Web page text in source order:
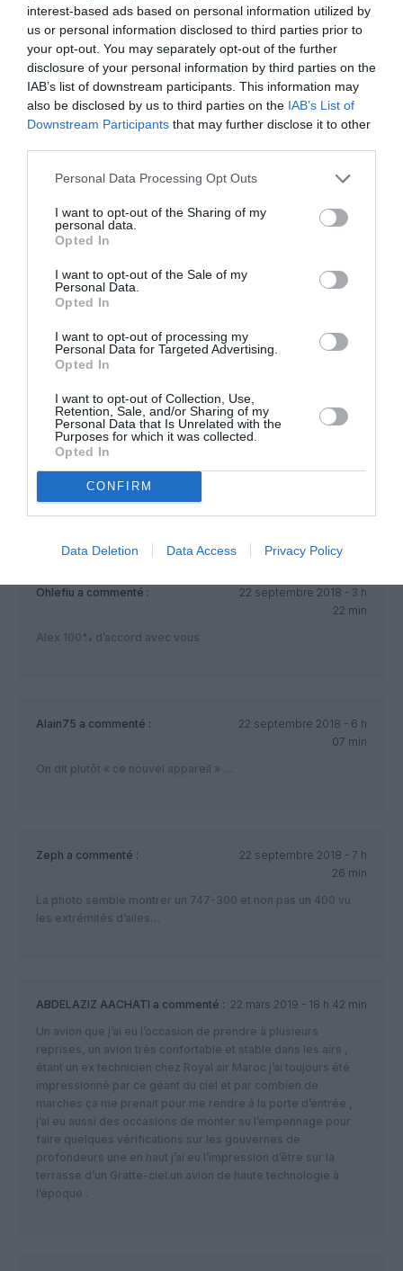
interest-based ads based on personal information utilized by
us or personal information disclosed to third parties prior to
your opt-out. You may separately opt-out of the further
disclosure of your personal information by third parties on the
IAB’s list of downstream participants. This information may
also be disclosed by us to third parties on the IAB’s List of
Downstream Participants that may further disclose it to other
Personal Data Processing Opt Outs
I want to opt-out of the Sharing of my
personal data.
Opted In
I want to opt-out of the Sale of my
Personal Data.
Opted In
I want to opt-out of processing my
Personal Data for Targeted Advertising.
Opted In
I want to opt-out of Collection, Use,
Retention, Sale, and/or Sharing of my
Personal Data that Is Unrelated with the
Purposes for which it was collected.
Opted In
CONFIRM
Data Deletion Data Access Privacy Policy
https://www.jeuneafrique.com/360863/economie/maroc-
boeing-lance-eco-systeme-industriel-a-tanger/
Au lieu de faire pareil Airbus a préféré installer ses
sites en Tunisie qu’elle propose le A350-10 a
Tunisair en guise de compensation comme a fait
Boeing avec la RAM.
Moulay a commenté :
22 septembre 2018 -
Et alex nous faisons ce que l on veux et achetons ou
l on veux bref et tes 200 milli8ns t inquiète pas l
Europe est gagnante oublié pas l immigration que l
on subit par votre faute nous sommes envahie
même des afghans maintenant nous sommes pas
chiens harkis de l algerie pas avec notre ROYAUME
Comet4a commenté :
22 septembre 2018 - 1 h
Le dernier 747-400 RAM… le dernier de combien au juste ?
…. je ne connais que le CN-RGA.
Ohlefiu a commenté :
22 septembre 2018 - 3 h
22 min
Alex 100% d’accord avec vous
Alain75 a commenté :
22 septembre 2018 - 6 h
07 min
On dit plutôt « ce nouvel appareil » …
Zeph a commenté :
22 septembre 2018 - 7 h
26 min
La photo semble montrer un 747-300 et non pas un 400 vu
les extrémités d’ailes…
ABDELAZIZ AACHATI a commenté : 22 mars 2019 - 18 h 42 min
Un avion que j’ai eu l’occasion de prendre à plusieurs
reprises, un avion très confortable et stable dans les airs ,
étant un ex technicien chez Royal air Maroc j’ai toujours été
impressionné par ce géant du ciel et par combien de
marches ça me prenait pour me rendre à la porte d’entrée ,
j’ai eu aussi des occasions de monter su l’empennage pour
faire quelques vérifications sur les gouvernes de
profondeurs une en haut j’ai eu l’impression d’être sur la
terrasse d’un Gratte-ciel.un avion de haute technologie à
l’époque .